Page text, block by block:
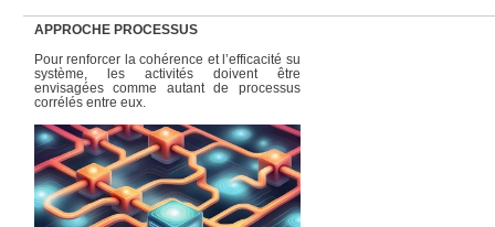
APPROCHE PROCESSUS
Pour renforcer la cohérence et l’efficacité su
système, les activités doivent être
envisagées comme autant de processus
corrélés entre eux.